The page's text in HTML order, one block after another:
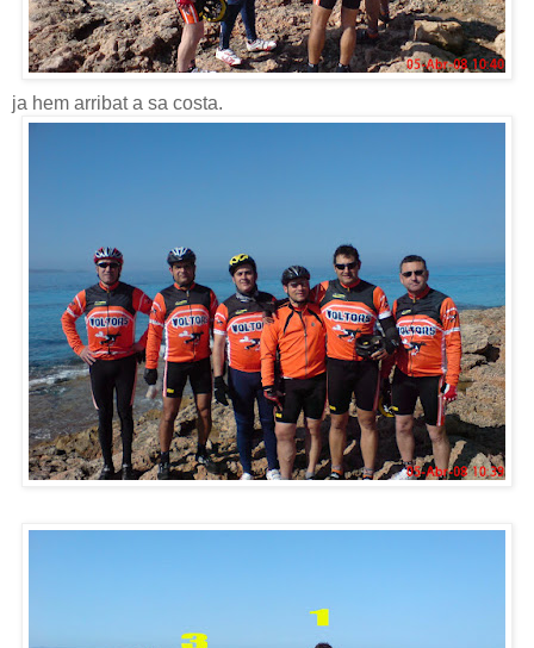
ja hem arribat a sa costa.